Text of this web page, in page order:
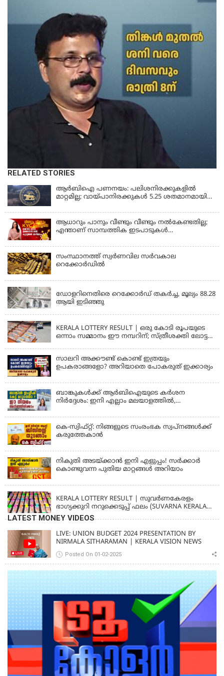
RELATED STORIES
ആർബിഐ പണനയം: പലിശനിരക്കുകളിൽ
മാറ്റമില്ല; വായ്പാനിരക്കുകൾ 5.25 ശതമാനമായി
ആധാറും പാനും വീണ്ടും വീണ്ടും നൽകേണ്ടതില്ല;
എന്താണ് സാമ്പത്തിക ഇടപാടുകൾ
സംസ്ഥാനത്ത് സ്വര്‍ണവില സര്‍വകാല
റെക്കോര്‍ഡില്‍
ഡോളറിനെതിരെ റെക്കോർഡ് തകർച്ച, മൂല്യം 88.28
ആയി ഇടിഞ്ഞു
KERALA LOTTERY RESULT | ഒരു കോടി രൂപയുടെ
ഒന്നാം സമ്മാനം ഈ നമ്പറിന്; സ്ത്രീശക്തി ലോട്ടറി
സാലറി അക്കൗണ്ട് കൊണ്ട് ഇത്രയും
ഉപകരാങ്ങളോ? അറിയാതെ പോകരുത് ഇക്കാര്യം
ബാങ്കുകൾക്ക് ആർബിഐയുടെ കർശന
നിർദ്ദേശം: ഇനി എല്ലാം മലയാളത്തിൽ,
കെ-സ്വിഫ്റ്റ്: നിങ്ങളുടെ സംരംഭക സ്വപ്നങ്ങൾക്ക്
കരുത്തേകാൻ
നികുതി അടയ്ക്കാൻ ഇനി എളുപ്പം! സർക്കാർ
കൊണ്ടുവന്ന പുതിയ മാറ്റങ്ങൾ അറിയാം
KERALA LOTTERY RESULT | സുവര്‍ണകേരളം
ഭാഗ്യക്കുറി നറുക്കെടുപ്പ് ഫലം (SUVARNA KERALAM
SK-16)
LATEST MONEY VIDEOS
LIVE: UNION BUDGET 2024 PRESENTATION BY
NIRMALA SITHARAMAN | KERALA VISION NEWS
Posted On 01-02-2025